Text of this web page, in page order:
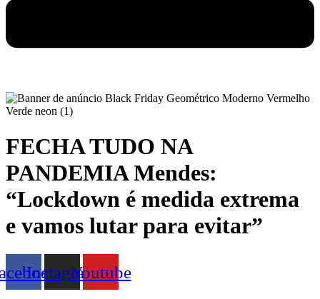
FECHA TUDO NA
PANDEMIA Mendes:
“Lockdown é medida extrema
e vamos lutar para evitar”
InstagramYoutube